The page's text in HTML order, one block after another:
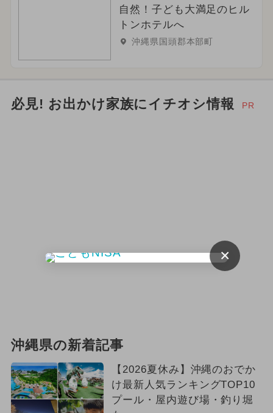
自然！子ども大満足のヒル
トンホテルへ
沖縄県国頭郡本部町
必見! お出かけ家族にイチオシ情報 PR
沖縄県の新着記事
【2026夏休み】沖縄のおでか
け最新人気ランキングTOP10
プール・屋内遊び場・釣り堀
×